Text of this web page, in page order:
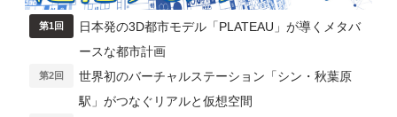
第1回
日本発の3D都市モデル「PLATEAU」が導くメタバ
ースな都市計画
第2回
世界初のバーチャルステーション「シン・秋葉原
駅」がつなぐリアルと仮想空間